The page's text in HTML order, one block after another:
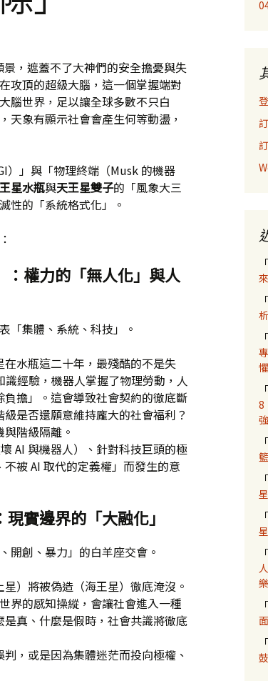
，遮蓋不了大神們的安全擔憂與失
攻頂的超級大腦，這一個掌握端對
腦世界，足以讓全球多數不只白
天象有顯示社會會產生何等動盪，
）」與「物理終端（Musk 的機器
星水瓶與天王星雙子的「風象大三
性的「系統格式化」。
：權力的「無人化」與人
「集體、系統、科技」。
在水瓶這二十年，最殘酷的不是失
經驗，機器人掌握了物理勞動，人
擔」。這會導致社會契約的徹底斷
是否還願意維持龐大的社會福利？
階級隔離。
AI 與機器人）、針對科技巨頭的極
被 AI 取代的定義權」而發生的意
實邊界的「大融化」
開創、暴力」的白羊座交會。
星）將被偽造（海王星）徹底淹沒。
界的感知操縱，會讓社會進入一種
是真、什麼是假時，社會共識將徹底
，或是因為集體迷茫而投向極權、
「
「
析
「
「
8
「
「
「
「
「
「